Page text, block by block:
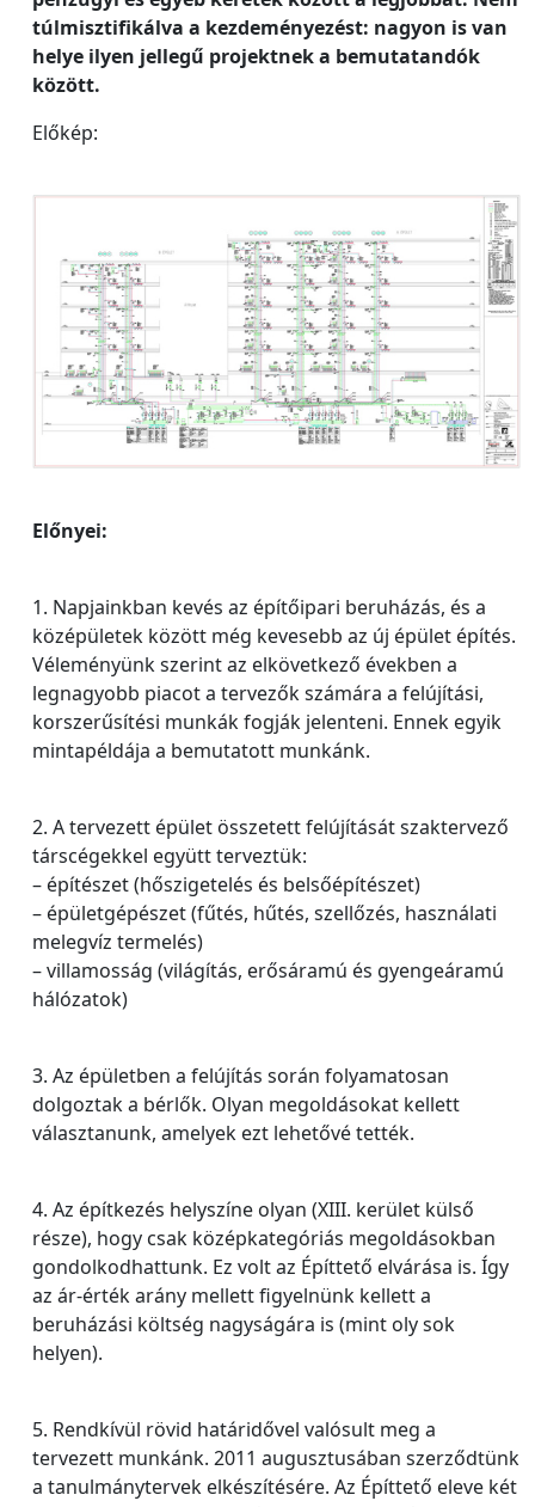
túlmisztifikálva a kezdeményezést: nagyon is van
helye ilyen jellegű projektnek a bemutatandók
között.
Előkép:
Előnyei:
1. Napjainkban kevés az építőipari beruházás, és a
középületek között még kevesebb az új épület építés.
Véleményünk szerint az elkövetkező években a
legnagyobb piacot a tervezők számára a felújítási,
korszerűsítési munkák fogják jelenteni. Ennek egyik
mintapéldája a bemutatott munkánk.
2. A tervezett épület összetett felújítását szaktervező
társcégekkel együtt terveztük:
– építészet (hőszigetelés és belsőépítészet)
– épületgépészet (fűtés, hűtés, szellőzés, használati
melegvíz termelés)
– villamosság (világítás, erősáramú és gyengeáramú
hálózatok)
3. Az épületben a felújítás során folyamatosan
dolgoztak a bérlők. Olyan megoldásokat kellett
választanunk, amelyek ezt lehetővé tették.
4. Az építkezés helyszíne olyan (XIII. kerület külső
része), hogy csak középkategóriás megoldásokban
gondolkodhattunk. Ez volt az Építtető elvárása is. Így
az ár-érték arány mellett figyelnünk kellett a
beruházási költség nagyságára is (mint oly sok
helyen).
5. Rendkívül rövid határidővel valósult meg a
tervezett munkánk. 2011 augusztusában szerződtünk
a tanulmánytervek elkészítésére. Az Építtető eleve két